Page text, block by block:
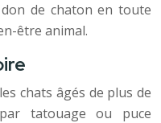
de chaton en toute
être animal.
chats âgés de plus de
tatouage ou puce